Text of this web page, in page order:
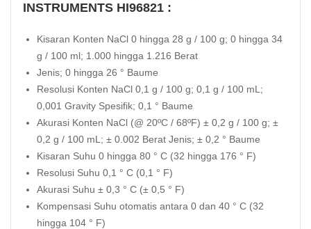
INSTRUMENTS HI96821 :
Kisaran Konten NaCl 0 hingga 28 g / 100 g; 0 hingga 34
g / 100 ml; 1.000 hingga 1.216 Berat
Jenis; 0 hingga 26 ° Baume
Resolusi Konten NaCl 0,1 g / 100 g; 0,1 g / 100 mL;
0,001 Gravity Spesifik; 0,1 ° Baume
Akurasi Konten NaCl (@ 20ºC / 68ºF) ± 0,2 g / 100 g; ±
0,2 g / 100 mL; ± 0.002 Berat Jenis; ± 0,2 ° Baume
Kisaran Suhu 0 hingga 80 ° C (32 hingga 176 ° F)
Resolusi Suhu 0,1 ° C (0,1 ° F)
Akurasi Suhu ± 0,3 ° C (± 0,5 ° F)
Kompensasi Suhu otomatis antara 0 dan 40 ° C (32
hingga 104 ° F)